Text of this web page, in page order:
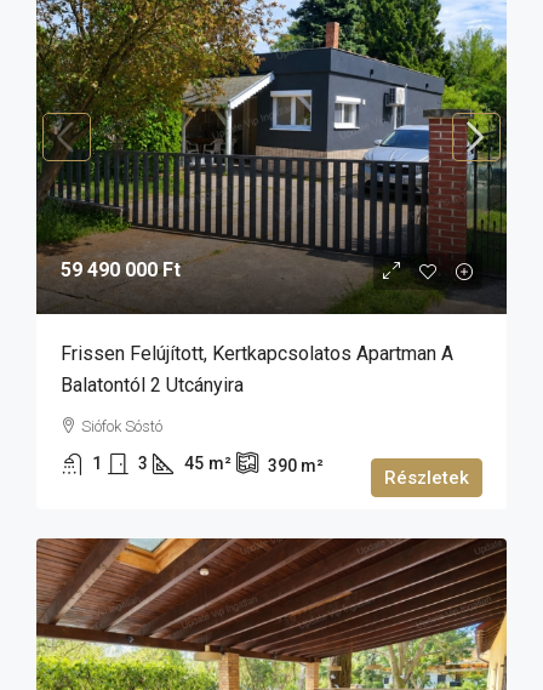
59 490 000 Ft
Frissen Felújított, Kertkapcsolatos Apartman A
Balatontól 2 Utcányira
Siófok Sóstó
1 3 45 m² 390 m²
Részletek